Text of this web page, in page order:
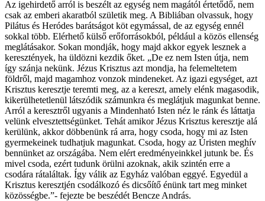
Az igehirdető arról is beszélt az egység nem magától értetődő, nem
csak az emberi akaratból születik meg. A Bibliában olvassuk, hogy
Pilátus és Heródes barátságot köt egymással, de az egység ennél
sokkal több. Elérhető külső erőforrásokból, például a közös ellenség
meglátásakor. Sokan mondják, hogy majd akkor egyek lesznek a
keresztények, ha üldözni kezdik őket. „De ez nem Isten útja, nem
így szánja nekünk. Jézus Krisztus azt mondja, ha felemeltetem
földről, majd magamhoz vonzok mindeneket. Az igazi egységet, azt
Krisztus keresztje teremti meg, az a kereszt, amely elénk magasodik,
kikerülhetetlenül látszódik számunkra és meglátjuk magunkat benne.
Arról a keresztről ugyanis a Mindenható Isten néz le ránk és láttatja
velünk elvesztettségünket. Tehát amikor Jézus Krisztus keresztje alá
kerülünk, akkor döbbenünk rá arra, hogy csoda, hogy mi az Isten
gyermekeinek tudhatjuk magunkat. Csoda, hogy az Úristen meghív
bennünket az országába. Nem elért eredményeinkkel jutunk be. És
mivel csoda, ezért tudunk örülni azoknak, akik szintén erre a
csodára rátaláltak. Így válik az Egyház valóban eggyé. Egyedül a
Krisztus keresztjén csodálkozó és dicsőítő énünk tart meg minket
közösségbe.”- fejezte be beszédét Bencze András.